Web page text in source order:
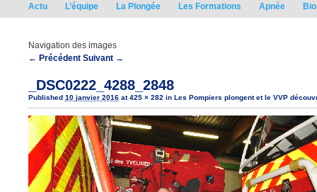
Actu L’équipe La Plongée Les Formations Apnée Bio
Navigation des images
← Précédent Suivant →
_DSC0222_4288_2848
Published 10 janvier 2016 at425 × 282 in Les Pompiers plongent et le VVP